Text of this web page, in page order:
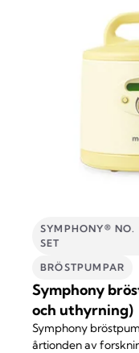
SYMPHONY® NO.
SET
BRÖSTPUMPAR
Symphony
och uthyrning)
Symphony
årtionden av